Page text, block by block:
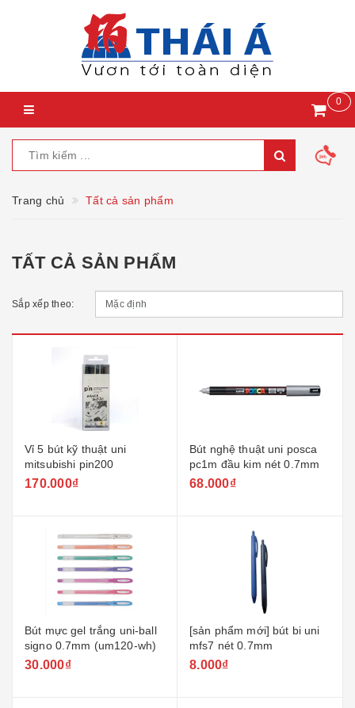
0
Trang chủ Tất cả sản phẩm
TẤT CẢ SẢN PHẨM
Sắp xếp theo:
Vỉ 5 bút kỹ thuật uni
mitsubishi pin200
170.000₫
Bút nghệ thuật uni posca
pc1m đầu kim nét 0.7mm
68.000₫
Bút mực gel trắng uni-ball
signo 0.7mm (um120-wh)
30.000₫
[sản phẩm mới] bút bi uni
mfs7 nét 0.7mm
8.000₫